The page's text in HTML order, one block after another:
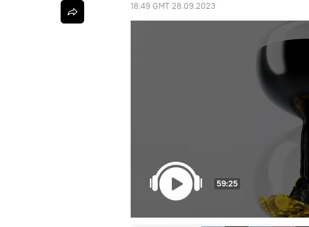
18:49 GMT 28.09.2023
59:25